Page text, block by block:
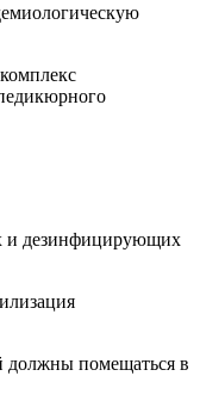
и дезинфицирующих
должны помещаться в